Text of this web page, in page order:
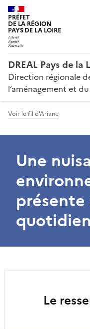
PRÉFET
DE LA RÉGION
PAYS DE LA LOIRE
DREAL Pays de la
Direction régionale
l’aménagement et
Voir le fil d'Ariane
Une
présente
quotidien
Le